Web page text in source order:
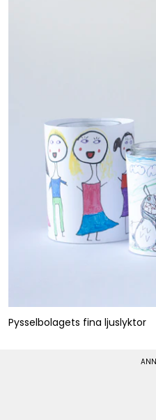
Pysselbolagets fina ljuslyktor